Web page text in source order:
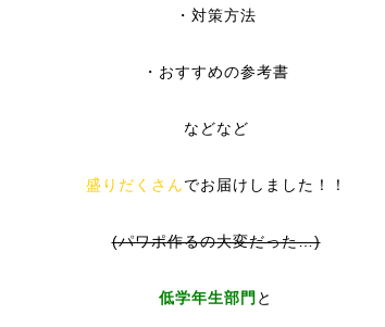
・対策方法
・おすすめの参考書
などなど
盛りだくさんでお届けしました！！
(パワポ作るの大変だった…)
低学年生部門 と